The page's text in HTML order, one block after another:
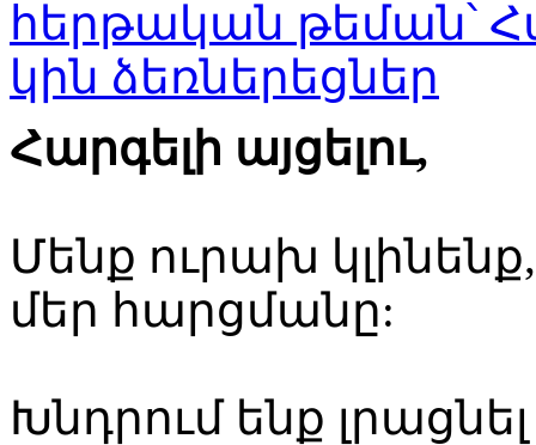
Հարգելի այցելու,
Մենք ուրախ
մեր հարցմանը:
Խնդրում ենք